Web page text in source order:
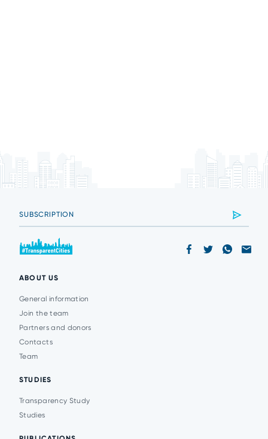
ABOUT US
General information
Join the team
Partners and donors
Contacts
Team
STUDIES
Transparency Study
Studies